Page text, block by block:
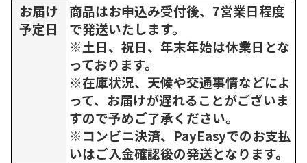
お届け
予定日
商品はお申込み受付後、7営業日程度
で発送いたします。
※土日、祝日、年末年始は休業日とな
っております。
※在庫状況、天候や交通事情などによ
って、お届けが遅れることがございま
すので予めご了承ください。
※コンビニ決済、PayEasyでのお支払
いはご入金確認後の発送となります。